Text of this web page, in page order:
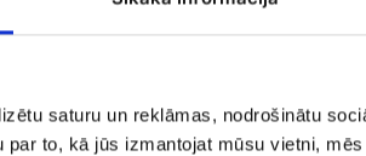
saturu un reklāmas, nodrošinātu
par to, kā jūs izmantojat mūsu vietni,
Композиция
в